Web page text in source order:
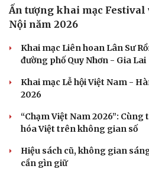
Ấn tượng khai mạc Festival
Nội năm 2026
Khai mạc Liên hoan Lân Sư
đường phố Quy Nhơn - Gia Lai
Khai mạc Lễ hội Việt Nam -
2026
“Chạm Việt Nam 2026”:
hóa Việt trên không gian số
Hiệu sách cũ, không gian
cần gìn giữ